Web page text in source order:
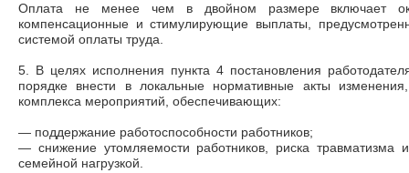
Оплата не менее чем в двойном размере включает
компенсационные и стимулирующие выплаты,
системой оплаты труда.
5. В целях исполнения пункта 4 постановления
порядке внести в локальные нормативные акты
комплекса мероприятий, обеспечивающих:
— поддержание работоспособности работников;
— снижение утомляемости работников, риска травматизма
семейной нагрузкой.